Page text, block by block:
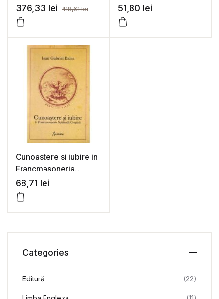
376,33 lei 418,61lei
primele lor proprietăți,
virtuți și puteri
spirituale și divine –
Martinez de Pasqually
51,80 lei
Cunoastere si iubire in
Francmasoneria
Spirituala Crestina –
Ioan Gabriel Dalea
68,71 lei
Categories
Editură (22)